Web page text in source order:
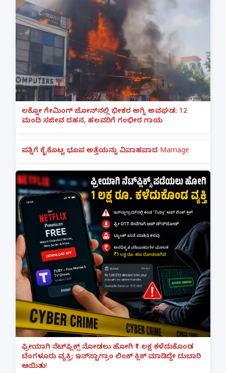
ಲಕ್ನೋ ಗೇಮಿಂಗ್ ಜೋನ್‌ನಲ್ಲಿ ಭೀಕರ ಅಗ್ನಿ ಅವಘಡ: 12
ಮಂದಿ ಸಜೀವ ದಹನ, ಹಲವರಿಗೆ ಗಂಭೀರ ಗಾಯ
ಪತ್ನಿಗೆ ಕೈಕೊಟ್ಟ ಭೂಪ ಅತ್ತೆಯನ್ನು ವಿವಾಹವಾದ Marriage
ಫ್ರೀಯಾಗಿ ನೆಟ್‌ಫ್ಲಿಕ್ಸ್ ನೋಡಲು ಹೋಗಿ ₹1 ಲಕ್ಷ ಕಳೆದುಕೊಂಡ
ಬೆಂಗಳೂರು ವ್ಯಕ್ತಿ; ಇನ್‌ಸ್ಟಾಗ್ರಾಂ ಲಿಂಕ್ ಕ್ಲಿಕ್ ಮಾಡಿದ್ದೇ ದುಬಾರಿ
ಆಯಿತು!